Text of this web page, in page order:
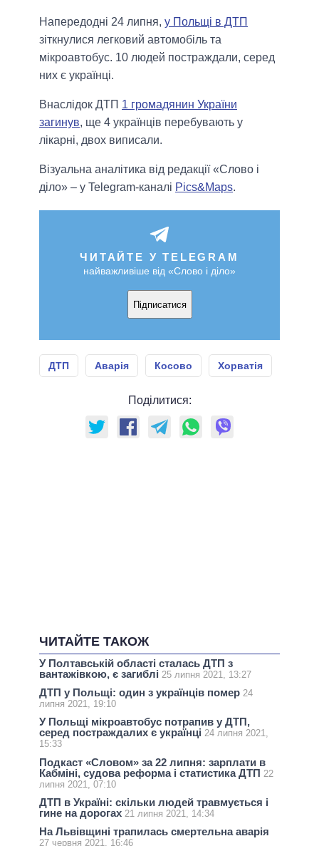
Напередодні 24 липня, у Польщі в ДТП
зіткнулися легковий автомобіль та
мікроавтобус. 10 людей постраждали, серед
них є українці.
Внаслідок ДТП 1 громадянин України
загинув, ще 4 українців перебувають у
лікарні, двох виписали.
Візуальна аналітика від редакції «Слово і
діло» – у Telegram-каналі Pics&Maps.
ЧИТАЙТЕ У TELEGRAM
найважливіше від «Слово і діло»
Підписатися
ДТП Аварія Косово Хорватія
Поділитися:
ЧИТАЙТЕ ТАКОЖ
У Полтавській області сталась ДТП з
вантажівкою, є загиблі 25 липня 2021, 13:27
ДТП у Польщі: один з українців помер 24
липня 2021, 19:10
У Польщі мікроавтобус потрапив у ДТП,
серед постраждалих є українці 24 липня 2021,
15:33
Подкаст «Словом» за 22 липня: зарплати в
Кабміні, судова реформа і статистика ДТП 22
липня 2021, 07:10
ДТП в Україні: скільки людей травмується і
гине на дорогах 21 липня 2021, 14:34
На Львівщині трапилась смертельна аварія
27 червня 2021, 16:46